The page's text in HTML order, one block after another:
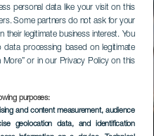
personal data like your visit on this
Some partners do not ask for your
legitimate business interest. You
processing based on legitimate
or in our Privacy Policy on this
purposes:
and content measurement, audience
geolocation data, and identification